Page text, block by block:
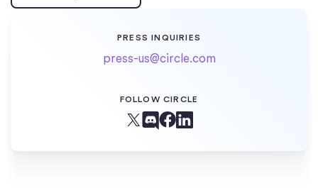
PRESS INQUIRIES
press-us@circle.com
FOLLOW CIRCLE